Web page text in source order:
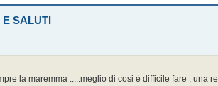
E SALUTI
la maremma .....meglio di cosi è difficile fare , una